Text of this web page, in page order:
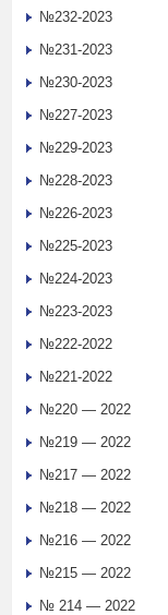
№232-2023
№231-2023
№230-2023
№227-2023
№229-2023
№228-2023
№226-2023
№225-2023
№224-2023
№223-2023
№222-2022
№221-2022
№220 — 2022
№219 — 2022
№217 — 2022
№218 — 2022
№216 — 2022
№215 — 2022
№ 214 — 2022